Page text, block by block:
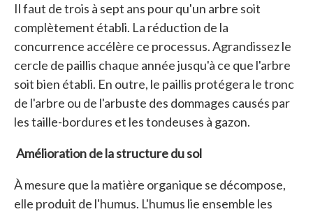
Il faut de trois à sept ans pour qu'un arbre soit
complètement établi. La réduction de la
concurrence accélère ce processus. Agrandissez le
cercle de paillis chaque année jusqu'à ce que l'arbre
soit bien établi. En outre, le paillis protégera le tronc
de l'arbre ou de l'arbuste des dommages causés par
les taille-bordures et les tondeuses à gazon.
Amélioration de la structure du sol
À mesure que la matière organique se décompose,
elle produit de l'humus. L'humus lie ensemble les